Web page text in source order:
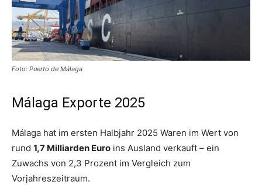
Foto: Puerto de Málaga
Málaga Exporte 2025
Málaga hat im ersten Halbjahr 2025 Waren im Wert von
rund 1,7 Milliarden Euro ins Ausland verkauft – ein
Zuwachs von 2,3 Prozent im Vergleich zum
Vorjahreszeitraum.